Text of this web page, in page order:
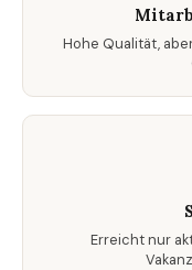
Hohe Qualität,
Erreicht nur